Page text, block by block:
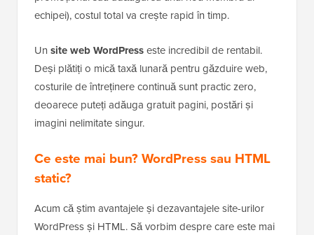
echipei), costul total va crește rapid în timp.
Un site web WordPresseste incredibil de rentabil.
Deși plătiți o mică taxă lunară pentru găzduire web,
costurile de întreținere continuă sunt practic zero,
deoarece puteți adăuga gratuit pagini, postări și
imagini nelimitate singur.
Ce este mai bun? WordPress sau HTML
static?
Acum că știm avantajele și dezavantajele site-urilor
WordPress și HTML. Să vorbim despre care este mai